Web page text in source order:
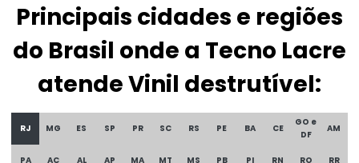
Etiqueta casca de ovo personalizado
Etiqueta lacre casca de ovo
Etiqueta lacre de garantia
Principais cidades e regiões
do Brasil onde a Tecno Lacre
atende Vinil destrutível:
RJ MG ES SP PR SC RS PE BA CE
GO e
DF
AM
PA AC AL AP MA MT MS PB PI RN RO RR